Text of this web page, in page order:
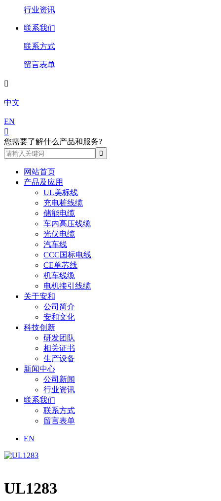
行业资讯
联系我们
联系方式
留言表单

中文
EN

您需要了解什么产品和服务?
网站首页
产品及应用
UL美标线
充电桩线缆
储能电缆
车内高压线缆
光伏电缆
汽车线
CCC国标电线
CE单芯线
机车线缆
电机接引线缆
关于安和
公司简介
安和文化
科技创新
研发团队
相关证书
生产设备
新闻中心
公司新闻
行业资讯
联系我们
联系方式
留言表单
EN
UL1283